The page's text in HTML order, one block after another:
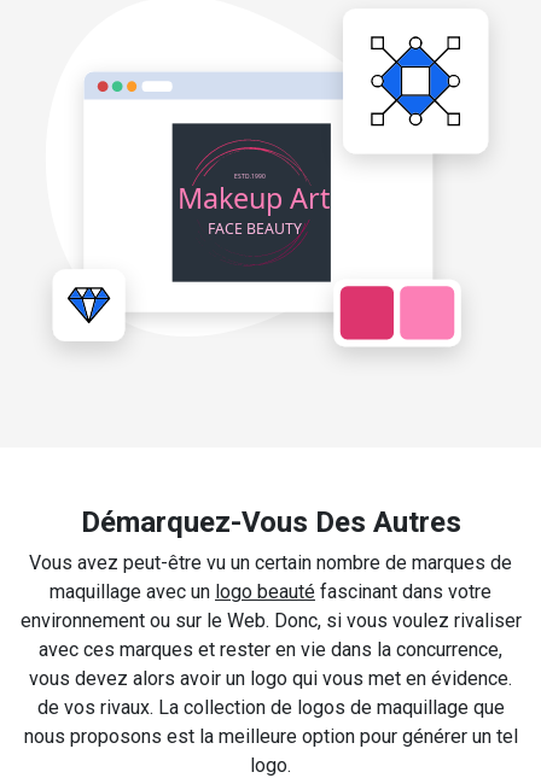
Démarquez-Vous Des Autres
Vous avez peut-être vu un certain nombre de marques de
maquillage avec un logo beauté fascinant dans votre
environnement ou sur le Web. Donc, si vous voulez rivaliser
avec ces marques et rester en vie dans la concurrence,
vous devez alors avoir un logo qui vous met en évidence.
de vos rivaux. La collection de logos de maquillage que
nous proposons est la meilleure option pour générer un tel
logo.